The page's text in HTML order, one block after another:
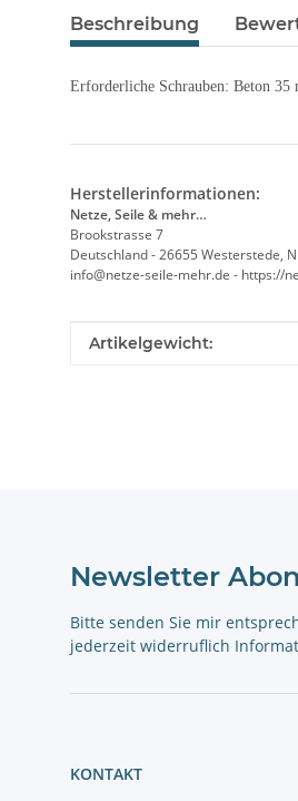
Beschreibung
Erforderliche Schrauben: Beton
Herstellerinformationen:
Netze, Seile & mehr…
Brookstrasse 7
Deutschland - 26655 Westerstede,
info@netze-seile-mehr.de - https://
Produkteigenschaft
Wert
Artikelgewicht:
Newsletter
Bitte senden Sie mir
jederzeit widerruflich
KONTAKT